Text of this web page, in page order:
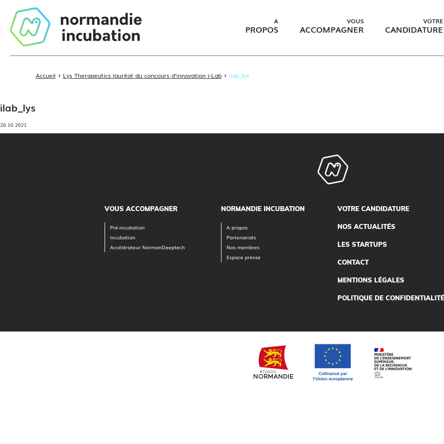
A
PROPOS
VOUS
ACCOMPAGNER
VOTRE
CANDIDATURE
Accueil › Lys Therapeutics lauréat du concours d’innovation i-Lab › ilab_lys
ilab_lys
20.10.2021
VOUS ACCOMPAGNER
Pré-incubation
Incubation
Accélérateur NormanDeeptech
NORMANDIE INCUBATION
A propos
Partenariats
Nos membres
Espace presse
VOTRE CANDIDATURE
NOS ACTUALITÉS
LES STARTUPS
CONTACT
MENTIONS LÉGALES
POLITIQUE DE